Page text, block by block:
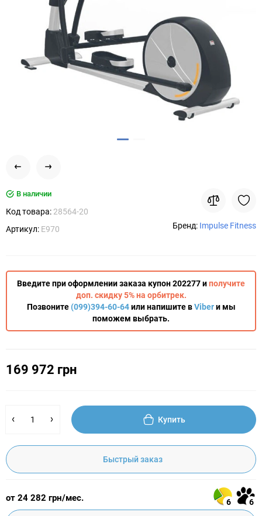
В наличии
Код товара: 28564-20
Артикул: E970 Бренд: Impulse Fitness
Введите при оформлении заказа купон 202277 иполучите
доп. скидку 5% на орбитрек.
Позвоните(099)394-60-64или напишите вViberи мы
поможем выбрать.
169 972 грн
Купить
Быстрый заказ
от 24 282 грн/мес. 6 6